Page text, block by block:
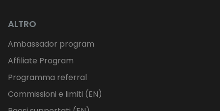
ALTRO
Ambassador program
Affiliate Program
Programma referral
Commissioni e limiti (EN)